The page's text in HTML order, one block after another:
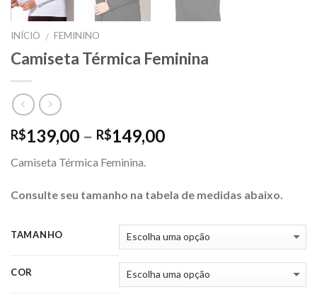
INÍCIO / FEMININO
Camiseta Térmica Feminina
R$139,00 – R$149,00Price
through
R$149,00
Camiseta Térmica Feminina.
Consulte seu tamanho na tabela de medidas abaixo.
TAMANHO
COR